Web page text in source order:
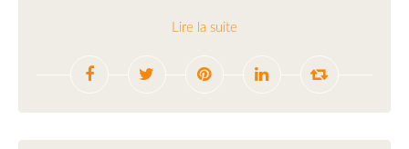
Lire la suite